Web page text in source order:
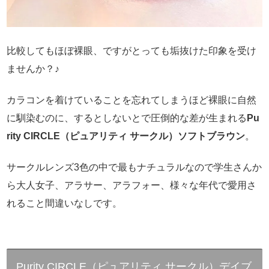
比較してもほぼ裸眼、ですがとっても垢抜けた印象を受け
ませんか？♪
カラコンを着けていることを忘れてしまうほど裸眼に自然
に馴染むのに、するとしないとで圧倒的な差が生まれる Pu
rity CIRCLE（ピュアリティ サークル）ソフトブラウン。
サークルレンズ3色の中で最もナチュラルなので学生さんか
ら大人女子、アラサー、アラフォー、様々な年代で愛用さ
れること間違いなしです。
Purity CIRCLE（ピュアリティ サークル）デイブ